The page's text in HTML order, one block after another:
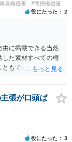
像権侵害 #商標権侵害
役にたった 2
由に掲載できる当然
した素材すべての権
ともできません。 ご
のロゴ、商品情報、
常、著作物には当た
等が含まれる場合に
。 また、人物写真
人に帰属します
に著作権が生じる
張が口頭ば
役にたった 3